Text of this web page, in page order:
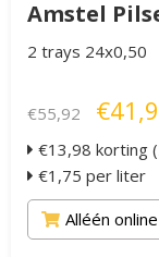
Amstel
2 trays 24x0,50
€55,92
€13,98 korting
€1,75 per liter
Alléén online